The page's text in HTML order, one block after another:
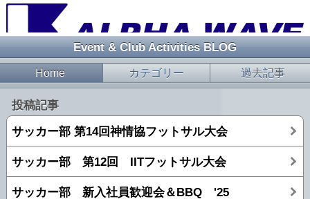
Event & Club Activities BLOG
Home カテゴリー 過去記事
投稿記事
サッカー部 第14回神情協フットサル大会
サッカー部 第12回 IITフットサル大会
サッカー部 新入社員歓迎会＆BBQ '25